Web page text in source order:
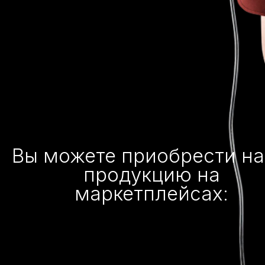
Вы можете приобрести
продукцию на
маркетплейсах: